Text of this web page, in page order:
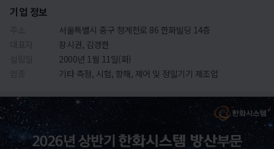
기업 정보
서울특별시 중구 청계천로 86 한화빌딩 14층
장시권, 김경한
2000년 1월 11일(화)
기타 측정, 시험, 항해, 제어 및 정밀기기 제조업